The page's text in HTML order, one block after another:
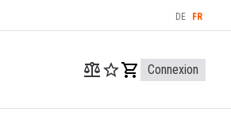
DE FR
Connexion